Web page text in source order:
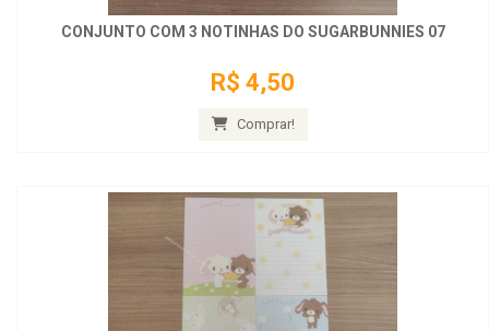
CONJUNTO COM 3 NOTINHAS DO SUGARBUNNIES 07
R$ 4,50
Comprar!